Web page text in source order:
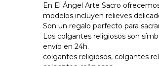
En El Ángel Arte Sacro
modelos incluyen relieves
Son un regalo perfecto para
Los colgantes religiosos son
envío en 24h.
colgantes religiosos, colgantes